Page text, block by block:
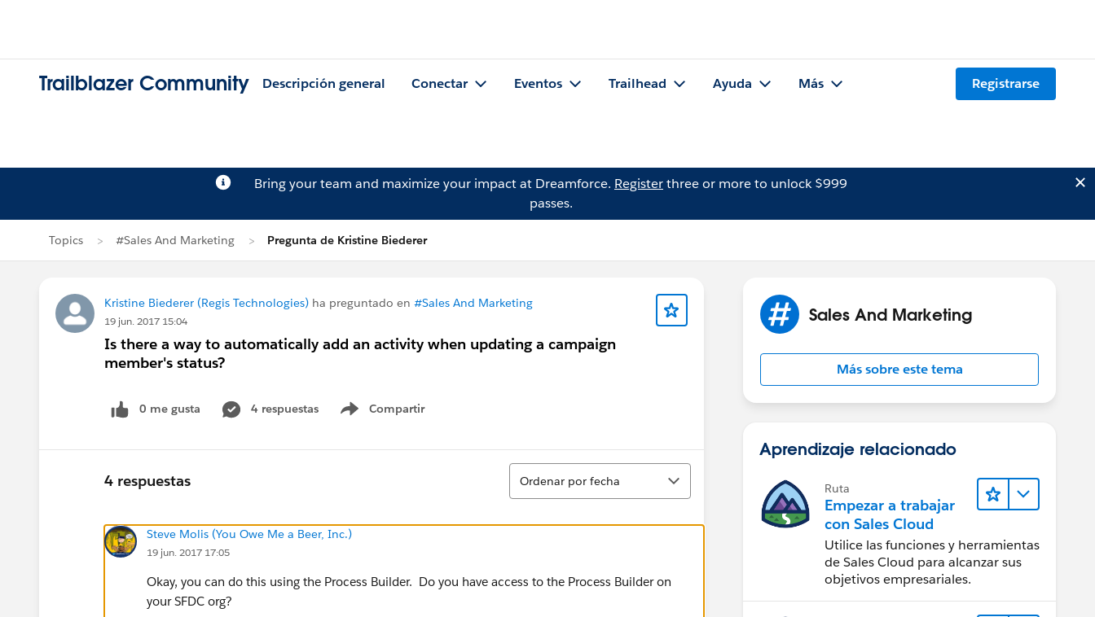
Trailblazer Community Descripción general Conectar Eventos Trailhead Ayuda Más Registrarse
Bring your team and maximize your impact at Dreamforce. Registerthree or more to unlock $999
passes.
Topics #Sales And Marketing Pregunta de Kristine Biederer
Kristine Biederer (Regis Technologies) ha preguntado en #Sales And Marketing
19 jun. 2017 15:04
Is there a way to automatically add an activity when updating a campaign
member's status?
0 me gusta 4 respuestas Compartir
Show menu
4 respuestas
Ordenar
Ordenar por fecha
Steve Molis (You Owe Me a Beer, Inc.)
19 jun. 2017 17:05
Okay, you can do this using the Process Builder. Do you have access to the Process Builder on
your SFDC org?
Sales And Marketing
Más sobre este tema
Aprendizaje relacionado
Ruta
Empezar a trabajar
con Sales Cloud
Utilice las funciones y herramientas
de Sales Cloud para alcanzar sus
objetivos empresariales.